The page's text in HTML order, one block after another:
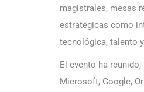
magistrales, mesas
estratégicas como
tecnológica, talento
El evento ha
Microsoft, Google,